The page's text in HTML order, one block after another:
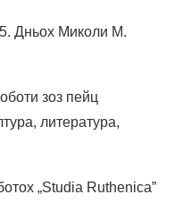
Дньох Миколи М.
зоз пейц
литература,
„Studia Ruthenica”